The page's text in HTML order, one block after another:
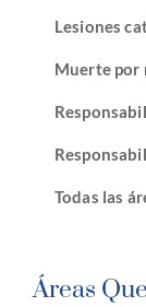
Lesiones
Muerte por
Todas las
Áreas